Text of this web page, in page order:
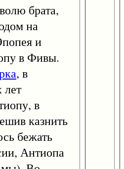
брата,
на
и
в Фивы.
, в
лет
в
казнить
бежать
Антиопа